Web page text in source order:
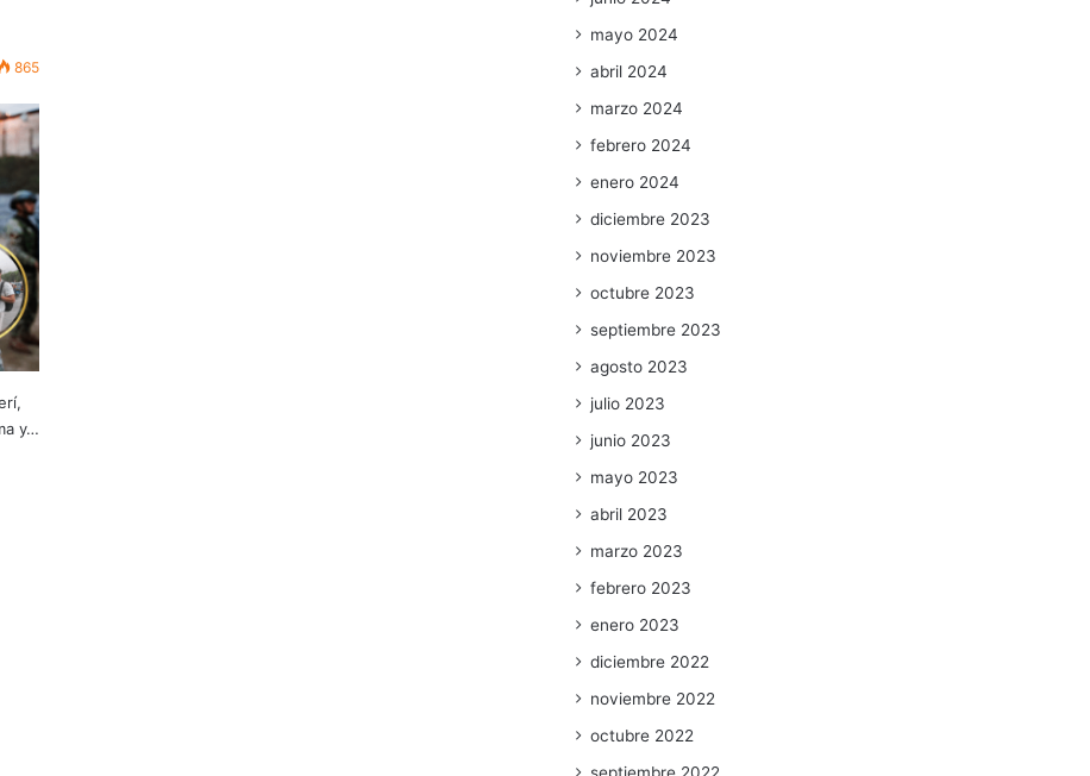
865
y…
mayo 2024
abril 2024
marzo 2024
febrero 2024
enero 2024
diciembre 2023
noviembre 2023
octubre 2023
septiembre 2023
agosto 2023
julio 2023
junio 2023
mayo 2023
abril 2023
marzo 2023
febrero 2023
enero 2023
diciembre 2022
noviembre 2022
octubre 2022